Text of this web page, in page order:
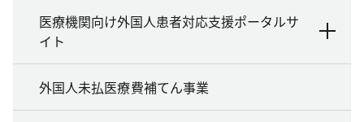
医療機関向け外国人患者対応支援ポータルサ
イト
外国人未払医療費補てん事業